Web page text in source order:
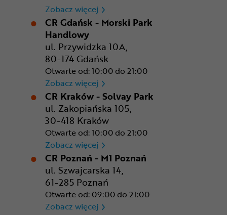
Zobacz więcej CR Bydgoszcz - Comfy Park
CR Gdańsk - Morski Park
Handlowy
ul. Przywidzka 10A,
80-174 Gdańsk
Otwarte od: 10:00 do 21:00
Zobacz więcej CR Gdańsk - Morski Park
CR Kraków - Solvay Park
ul. Zakopiańska 105,
30-418 Kraków
Otwarte od: 10:00 do 21:00
Zobacz więcej CR Kraków - Solvay Park
CR Poznań - M1 Poznań
ul. Szwajcarska 14,
61-285 Poznań
Otwarte od: 09:00 do 21:00
Zobacz więcej CR Poznań - M1 Poznań